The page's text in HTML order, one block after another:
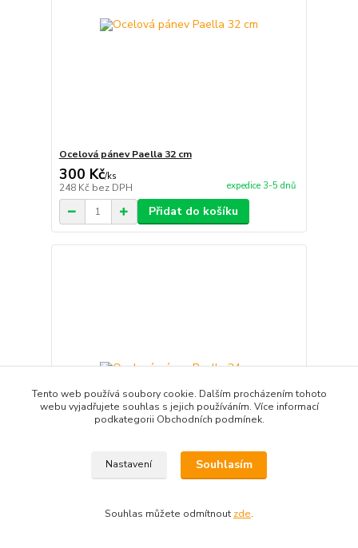
Ocelová pánev Paella 32 cm
300 Kč/ks
248 Kč bez DPH expedice 3-5 dnů
Přidat do košíku
/ks
Tento web používá soubory cookie. Dalším procházením tohoto
webu vyjadřujete souhlas s jejich používáním. Více informací
podkategorii Obchodních podmínek.
Nastavení Souhlasím
Souhlas můžete odmítnout zde.